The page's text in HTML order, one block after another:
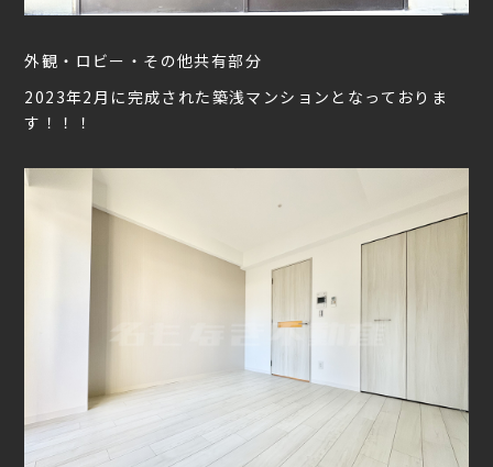
外観・ロビー・その他共有部分
2023年2月に完成された築浅マンションとなっておりま
す！！！